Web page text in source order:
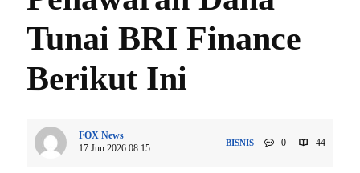
Tunai BRI Finance
Berikut Ini
FOX News
17 Jun 2026 08:15
BISNIS 0 44